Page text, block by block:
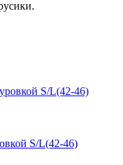
S/L(42-46)